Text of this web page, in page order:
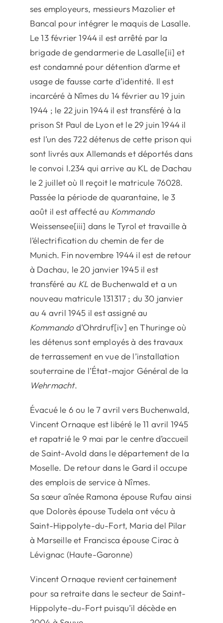
ses employeurs, messieurs Mazolier et
Bancal pour intégrer le maquis de Lasalle.
Le 13 février 1944 il est arrêté par la
brigade de gendarmerie de Lasalle[ii] et
est condamné pour détention d’arme et
usage de fausse carte d’identité. Il est
incarcéré à Nîmes du 14 février au 19 juin
1944 ; le 22 juin 1944 il est transféré à la
prison St Paul de Lyon et le 29 juin 1944 il
est l’un des 722 détenus de cette prison qui
sont livrés aux Allemands et déportés dans
le convoi I.234 qui arrive au KL de Dachau
le 2 juillet où Il reçoit le matricule 76028.
Passée la période de quarantaine, le 3
août il est affecté au Kommando
Weissensee[iii] dans le Tyrol et travaille à
l’électrification du chemin de fer de
Munich. Fin novembre 1944 il est de retour
à Dachau, le 20 janvier 1945 il est
transféré au KL de Buchenwald et a un
nouveau matricule 131317 ; du 30 janvier
au 4 avril 1945 il est assigné au
Kommando d’Ohrdruf[iv] en Thuringe où
les détenus sont employés à des travaux
de terrassement en vue de l’installation
souterraine de l’État-major Général de la
Wehrmacht.
Évacué le 6 ou le 7 avril vers Buchenwald,
Vincent Ornaque est libéré le 11 avril 1945
et rapatrié le 9 mai par le centre d’accueil
de Saint-Avold dans le département de la
Moselle. De retour dans le Gard il occupe
des emplois de service à Nîmes.
Sa sœur aînée Ramona épouse Rufau ainsi
que Dolorès épouse Tudela ont vécu à
Saint-Hippolyte-du-Fort, Maria del Pilar
à Marseille et Francisca épouse Cirac à
Lévignac (Haute-Garonne)
Vincent Ornaque revient certainement
pour sa retraite dans le secteur de Saint-
Hippolyte-du-Fort puisqu’il décède en